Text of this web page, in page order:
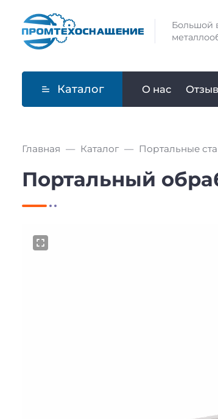
Большой
Каталог О нас
Главная Каталог Портальные
Портальный